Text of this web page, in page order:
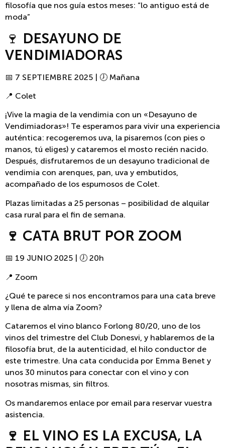
filosofía que nos guía estos meses: “lo antiguo está de
moda”
🍷 DESAYUNO DE
VENDIMIADORAS
📅 7 SEPTIEMBRE 2025 | 🕖 Mañana
📍 Colet
¡Vive la magia de la vendimia con un «Desayuno de
Vendimiadoras»! Te esperamos para vivir una experiencia
auténtica: recogeremos uva, la pisaremos (con pies o
manos, tú eliges) y cataremos el mosto recién nacido.
Después, disfrutaremos de un desayuno tradicional de
vendimia con arenques, pan, uva y embutidos,
acompañado de los espumosos de Colet.
Plazas limitadas a 25 personas – posibilidad de alquilar
casa rural para el fin de semana.
🍷 CATA BRUT POR ZOOM
📅 19 JUNIO 2025 | 🕖 20h
📍 Zoom
¿Qué te parece si nos encontramos para una cata breve
y llena de alma vía Zoom?
Cataremos el vino blanco Forlong 80/20, uno de los
vinos del trimestre del Club Donesvi, y hablaremos de la
filosofía brut, de la autenticidad, el hilo conductor de
este trimestre. Una cata conducida por Emma Benet y
unos 30 minutos para conectar con el vino y con
nosotras mismas, sin filtros.
Os mandaremos enlace por email para reservar vuestra
asistencia.
🍷 EL VINO ES LA EXCUSA, LA